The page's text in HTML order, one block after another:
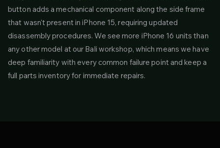
button adds a mechanical component along the side frame
that wasn't present in iPhone 15, requiring updated
disassembly procedures. We see more iPhone 16 units than
any other model at our Bali workshop, which means we have
deep familiarity with every common failure point and keep a
full parts inventory for immediate repairs.